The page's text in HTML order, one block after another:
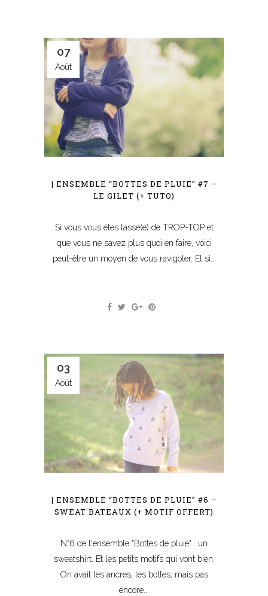
07
Août
| ENSEMBLE “BOTTES DE PLUIE” #7 –
LE GILET (+ TUTO)
Si vous vous êtes lassé(e) de TROP-TOP et
que vous ne savez plus quoi en faire, voici
peut-être un moyen de vous ravigoter. Et si...
03
Août
| ENSEMBLE “BOTTES DE PLUIE” #6 –
SWEAT BATEAUX (+ MOTIF OFFERT)
N°6 de l'ensemble "Bottes de pluie" : un
sweatshirt. Et les petits motifs qui vont bien.
On avait les ancres, les bottes, mais pas
encore...